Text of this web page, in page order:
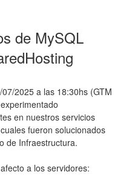
de MySQL
2025 a las 18:30hs (GTM
en nuestros servicios
fueron solucionados
de Infraestructura.
a los servidores: